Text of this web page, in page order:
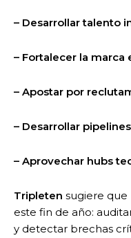
– Desarrollar talento
– Fortalecer la marca
– Apostar por
– Desarrollar
– Aprovechar hubs
Tripleten sugiere que
este fin de año:
y detectar brechas